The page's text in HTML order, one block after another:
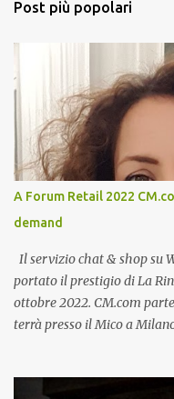
Post più popolari
A Forum Retail 2022
demand
Il servizio chat & shop su
portato il prestigio di La
ottobre 2022. CM.com
terrà presso il Mico a